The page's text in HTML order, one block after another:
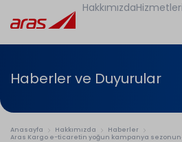
Hakkımızda
Haberler ve Duyurular
Anasayfa Hakkımızda
Haberler
Aras Kargo e-ticaretin yoğun kampanya